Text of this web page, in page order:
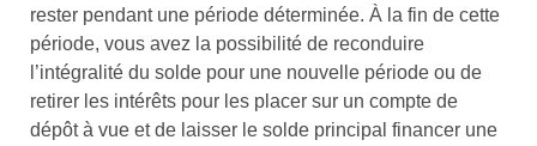
rester pendant une période déterminée. À la fin de cette
période, vous avez la possibilité de reconduire
l’intégralité du solde pour une nouvelle période ou de
retirer les intérêts pour les placer sur un compte de
dépôt à vue et de laisser le solde principal financer une